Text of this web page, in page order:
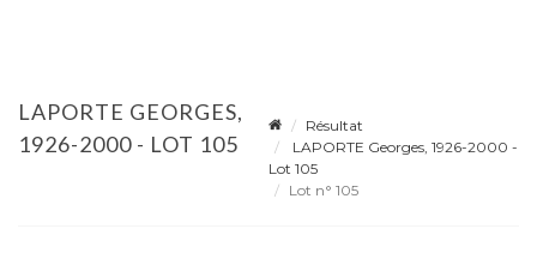
LAPORTE GEORGES,
1926-2000 - LOT 105
Résultat
LAPORTE Georges, 1926-2000 -
Lot 105
Lot n° 105